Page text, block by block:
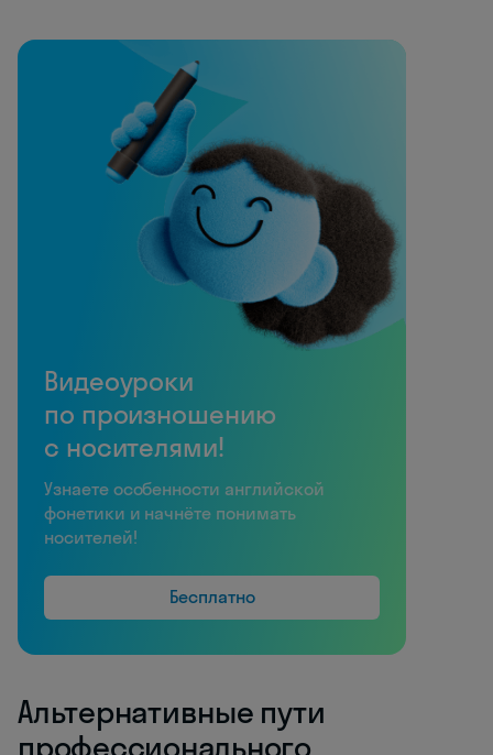
Видеоуроки
по произношению
с носителями!
Узнаете особенности английской
фонетики и начнёте понимать
носителей!
Бесплатно
Альтернативные пути
профессионального